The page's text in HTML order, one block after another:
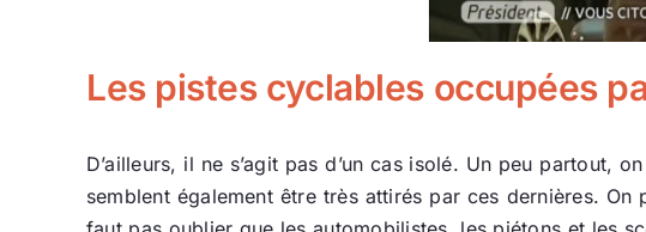
Les pistes cyclables occupées
D’ailleurs, il ne s’agit pas d’un cas isolé. Un peu partout,
semblent également être très attirés par ces dernières.